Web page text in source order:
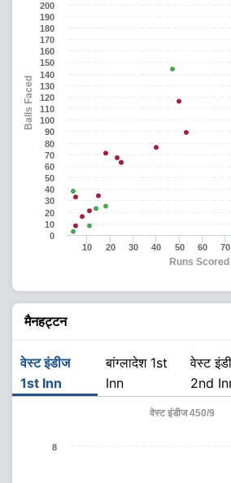
Runs Scored
Balls Faced
10 20 30 40 50 60 70
0
10
20
30
40
50
60
70
80
90
100
110
120
130
140
150
160
170
180
190
200
मैनहट्टन
वेस्ट इंडीज
1st Inn
बांग्लादेश 1st
Inn
वेस्ट
2nd
वेस्ट इंडीज 450/9
8